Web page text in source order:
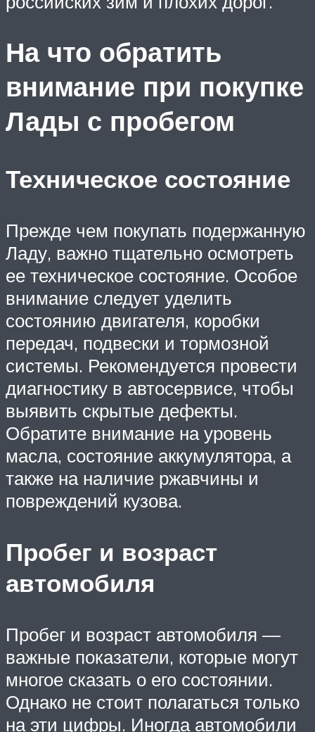
На что обратить
внимание при покупке
Лады с пробегом
Техническое состояние
Прежде чем покупать подержанную
Ладу, важно тщательно осмотреть
ее техническое состояние. Особое
внимание следует уделить
состоянию двигателя, коробки
передач, подвески и тормозной
системы. Рекомендуется провести
диагностику в автосервисе, чтобы
выявить скрытые дефекты.
Обратите внимание на уровень
масла, состояние аккумулятора, а
также на наличие ржавчины и
повреждений кузова.
Пробег и возраст
автомобиля
Пробег и возраст автомобиля —
важные показатели, которые могут
многое сказать о его состоянии.
Однако не стоит полагаться только
на эти цифры. Иногда автомобили